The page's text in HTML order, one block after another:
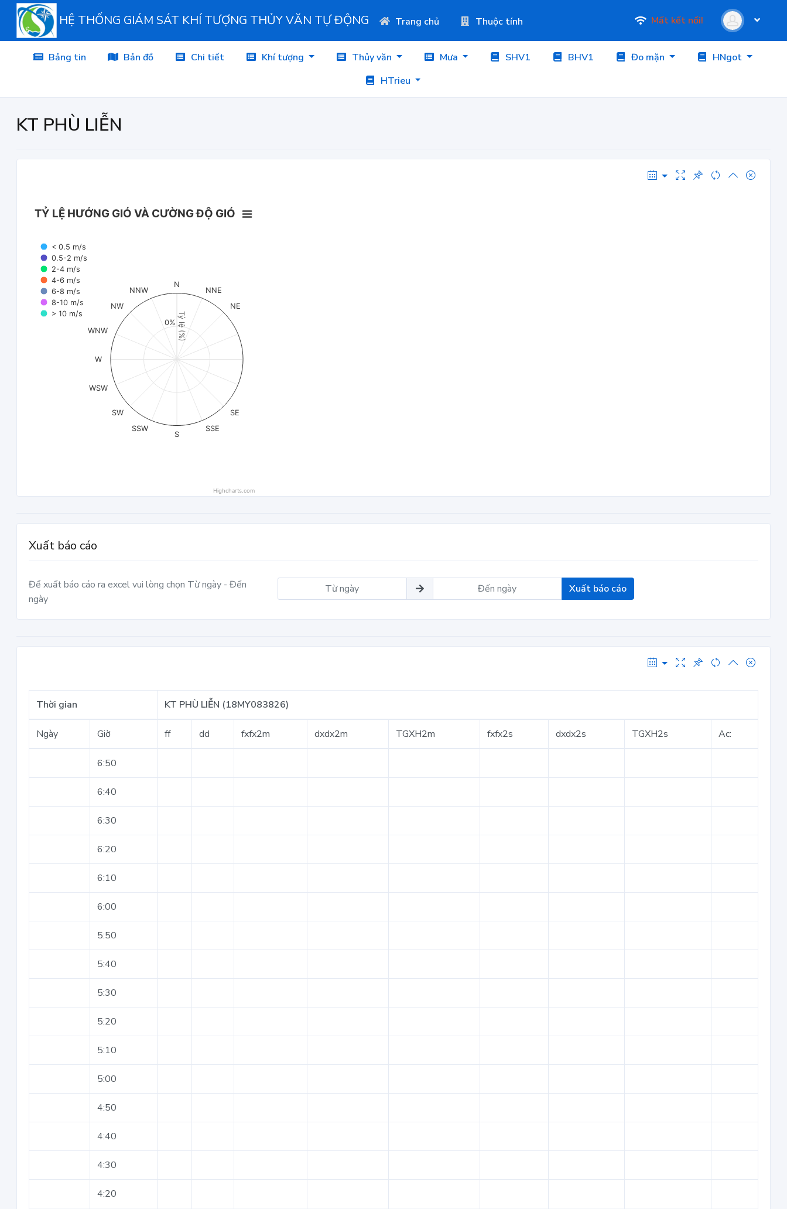
HỆ THỐNG GIÁM SÁT KHÍ TƯỢNG THỦY VĂN TỰ ĐỘNG Trang chủ Thuộc tính Mất kết nối!
Bảng tin Bản đồ Chi tiết Khí tượng Thủy văn Mưa SHV1 BHV1 Đo mặn
HNgot
HTrieu
KT PHÙ LIỄN
Tỷ lệ (%)
TỶ LỆ HƯỚNG GIÓ VÀ CƯỜNG ĐỘ GIÓ
< 0.5 m/s
0.5-2 m/s
2-4 m/s
4-6 m/s
6-8 m/s
8-10 m/s
> 10 m/s
N
NNE
NE
SE
SSE
S
SSW
SW
WSW
W
WNW
NW
NNW
0%
Highcharts.com
Xuất báo cáo
Để xuất báo cáo ra excel vui lòng chọn Từ ngày - Đến
ngày
Xuất báo cáo
Thời gian KT PHÙ LIỄN (18MY083826)
Ngày Giờ ff dd fxfx2m dxdx2m TGXH2m fxfx2s dxdx2s TGXH2s Ac:
6:50
6:40
6:30
6:20
6:10
6:00
5:50
5:40
5:30
5:20
5:10
5:00
4:50
4:40
4:30
4:20